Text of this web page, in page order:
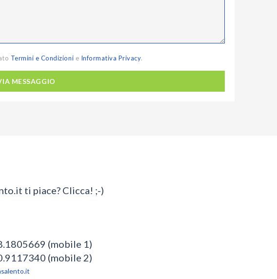
Termini e Condizioni e Informativa Privacy.
MESSAGGIO
ti piace? Clicca! ;-)
(mobile 1)
(mobile 2)